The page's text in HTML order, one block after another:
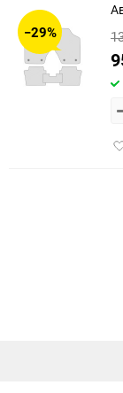
−29%